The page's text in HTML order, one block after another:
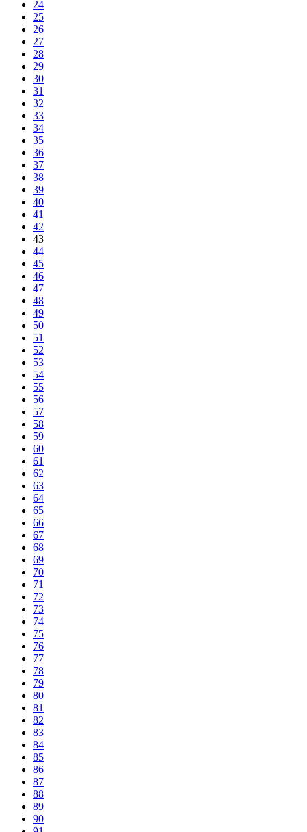
24
25
26
27
28
29
30
31
32
33
34
35
36
37
38
39
40
41
42
43
44
45
46
47
48
49
50
51
52
53
54
55
56
57
58
59
60
61
62
63
64
65
66
67
68
69
70
71
72
73
74
75
76
77
78
79
80
81
82
83
84
85
86
87
88
89
90